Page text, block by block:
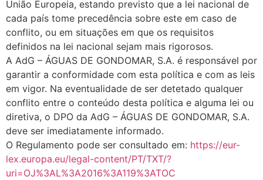
União Europeia, estando previsto que a lei nacional de
cada país tome precedência sobre este em caso de
conflito, ou em situações em que os requisitos
definidos na lei nacional sejam mais rigorosos.
A AdG – ÁGUAS DE GONDOMAR, S.A. é responsável por
garantir a conformidade com esta política e com as leis
em vigor. Na eventualidade de ser detetado qualquer
conflito entre o conteúdo desta política e alguma lei ou
diretiva, o DPO da AdG – ÁGUAS DE GONDOMAR, S.A.
deve ser imediatamente informado.
O Regulamento pode ser consultado em: https://eur-
lex.europa.eu/legal-content/PT/TXT/?
uri=OJ%3AL%3A2016%3A119%3ATOC